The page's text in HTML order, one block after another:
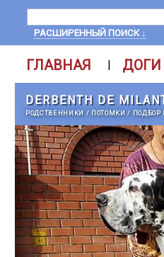
РАСШИРЕННЫЙ ПОИСК ↓
ГЛАВНАЯ |
DERBENTH DE
РОДСТВЕННИКИ / ПОТОМКИ/